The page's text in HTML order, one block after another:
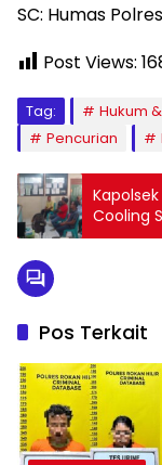
SC: Humas
Post Views:
Tag: Hukum
Pencurian
Cooling
Pos Terkait